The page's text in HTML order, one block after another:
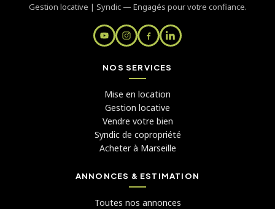
Gestion locative | Syndic — Engagés pour votre confiance.
NOS SERVICES
Mise en location
Gestion locative
Vendre votre bien
Syndic de copropriété
Acheter à Marseille
ANNONCES & ESTIMATION
Toutes nos annonces